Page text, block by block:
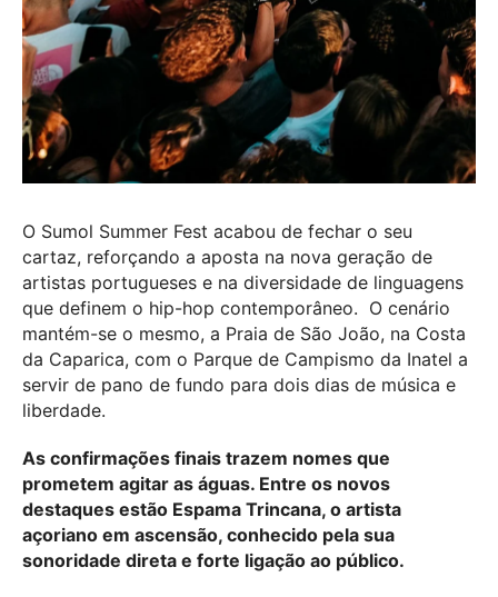
O Sumol Summer Fest acabou de fechar o seu
cartaz, reforçando a aposta na nova geração de
artistas portugueses e na diversidade de linguagens
que definem o hip-hop contemporâneo. O cenário
mantém-se o mesmo, a Praia de São João, na Costa
da Caparica, com o Parque de Campismo da Inatel a
servir de pano de fundo para dois dias de música e
liberdade.
As confirmações finais trazem nomes que
prometem agitar as águas. Entre os novos
destaques estão Espama Trincana, o artista
açoriano em ascensão, conhecido pela sua
sonoridade direta e forte ligação ao público.